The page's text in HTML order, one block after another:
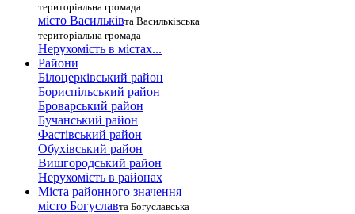
територіальна громада
місто Василькiвта Васильківська
територіальна громада
Нерухомість в містах...
Райони
Білоцерківський район
Бориспільський район
Броварський район
Бучанський район
Фастівський район
Обухівський район
Вишгородський район
Нерухомість в районах
Міста районного значення
місто Богуславта Богуславська